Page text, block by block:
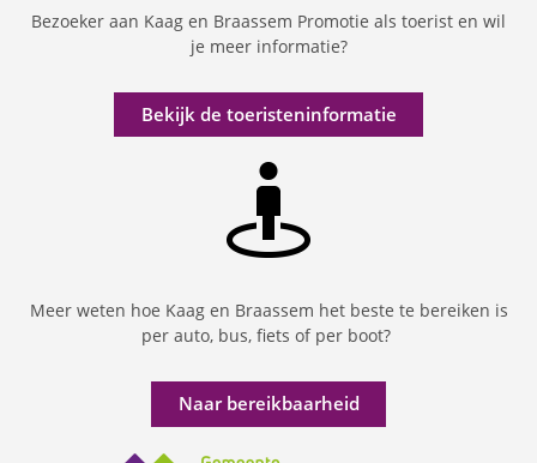
Bezoeker aan Kaag en Braassem Promotie als toerist en wil
je meer informatie?
Bekijk de toeristeninformatie
Meer weten hoe Kaag en Braassem het beste te bereiken is
per auto, bus, fiets of per boot?
Naar bereikbaarheid